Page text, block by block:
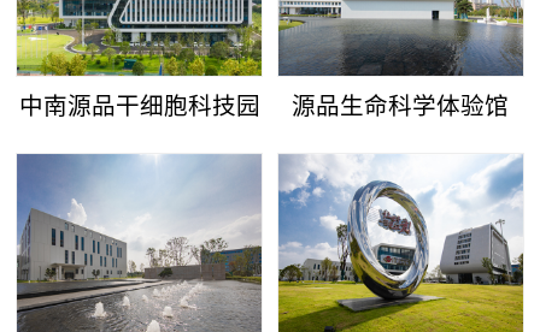
中南源品干细胞科技园 源品生命科学体验馆